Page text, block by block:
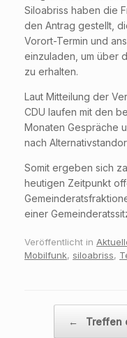
Siloabriss haben die
den Antrag gestellt,
Vorort-Termin und
einzuladen, um über
zu erhalten.
Laut Mitteilung der
CDU laufen mit den
Monaten Gespräche
nach
Somit ergeben sich
heutigen Zeitpunkt
einer
Veröffentlicht in
Mobilfunk, siloabriss,
← Treffen